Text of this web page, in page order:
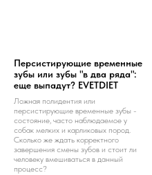
Персистирующие временные
зубы или зубы "в два ряда":
еще выпадут? EVETDIET
Ложная полидентия или
персистирующие временные зубы -
состояние, часто наблюдаемое у
собак мелких и карликовых пород.
Сколько же ждать корректного
завершения смены зубов и стоит ли
человеку вмешиваться в данный
процесс?